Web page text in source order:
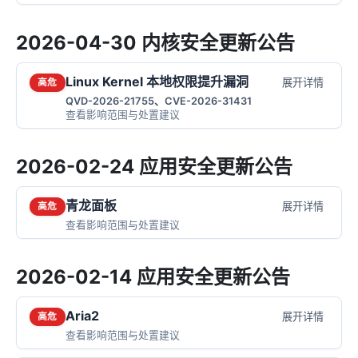
2026-04-30 内核安全更新公告
高危 Linux Kernel 本地权限提升漏洞
QVD-2026-21755、CVE-2026-31431
查看影响范围与处置建议
展开详情
2026-02-24 应用安全更新公告
高危 青龙面板
查看影响范围与处置建议
展开详情
2026-02-14 应用安全更新公告
高危 Aria2
查看影响范围与处置建议
展开详情